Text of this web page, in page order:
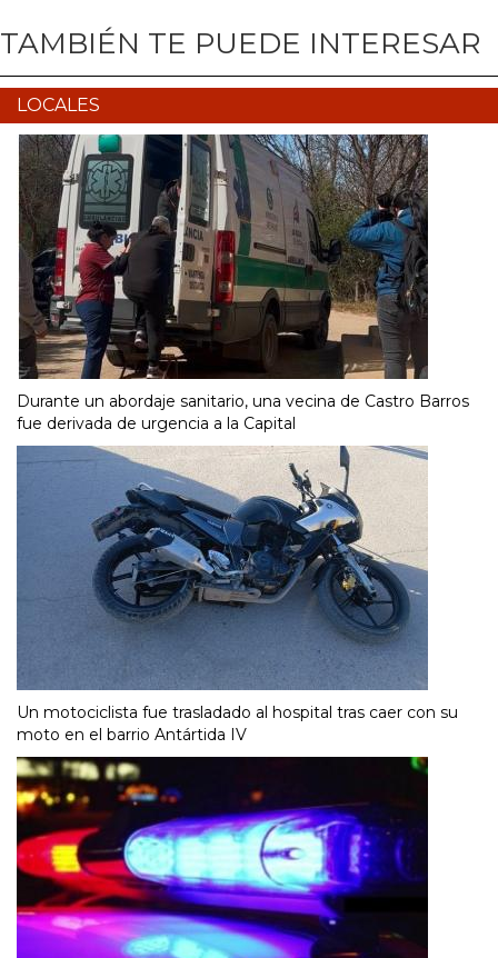
TAMBIÉN TE PUEDE INTERESAR
LOCALES
Durante un abordaje sanitario, una vecina de Castro Barros
fue derivada de urgencia a la Capital
Un motociclista fue trasladado al hospital tras caer con su
moto en el barrio Antártida IV